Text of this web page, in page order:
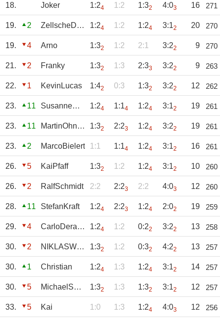
18. Joker 1:24 1:2 1:32 4:03 16 271
19. 2 ZellscheDuckent 1:24 1:2 1:24 3:12 20 270
19. 4 Arno 1:32 1:2 2:1 3:22 9 270
21. 2 Franky 1:32 1:3 2:33 3:22 9 263
22. 1 KevinLucas 1:42 0:3 1:32 3:22 12 262
23. 11 SusanneDeraedt 1:24 1:14 1:24 3:12 19 261
23. 11 MartinOhnesorge 1:32 2:23 1:24 3:22 19 261
23. 2 MarcoBielert 1:1 1:14 1:24 3:12 16 261
26. 5 KaiPfaff 1:32 1:2 1:24 3:12 10 260
26. 2 RalfSchmidt 2:2 2:23 2:2 4:03 12 260
28. 11 StefanKraft 1:24 2:23 1:24 2:02 19 259
29. 4 CarloDeraedt 1:24 1:2 0:22 3:22 13 258
30. 2 NIKLASWEINREICH 1:32 1:2 0:32 4:22 13 257
30. 1 Christian 1:24 1:3 1:24 3:12 14 257
30. 5 MichaelSchmitt 1:32 1:3 1:32 3:12 12 257
33. 5 Kai 1:0 1:3 1:24 4:03 12 256